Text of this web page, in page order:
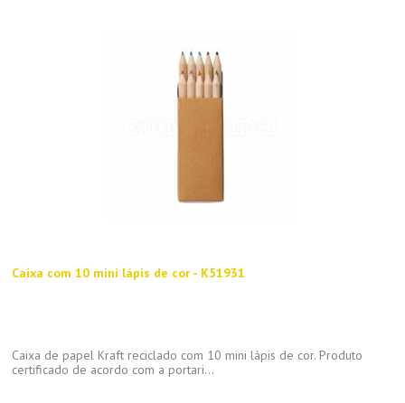
Caixa com 10 mini lápis de cor - K51931
Caixa de papel Kraft reciclado com 10 mini lápis de cor. Produto
certificado de acordo com a portari...